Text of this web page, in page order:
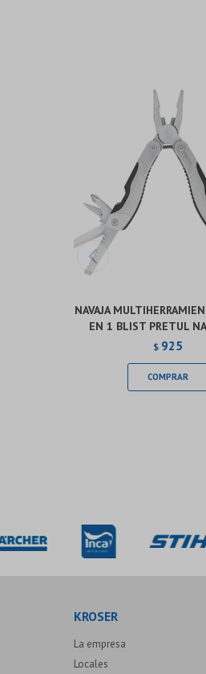
NAVAJA
EN 1 BLIST PRETUL
$ 925
KROSER
La empresa
Locales